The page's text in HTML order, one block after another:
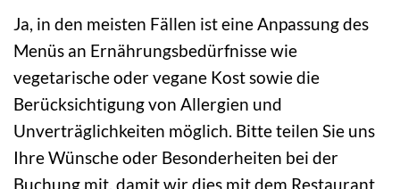
Ja, in den meisten Fällen ist eine Anpassung des
Menüs an Ernährungsbedürfnisse wie
vegetarische oder vegane Kost sowie die
Berücksichtigung von Allergien und
Unverträglichkeiten möglich. Bitte teilen Sie uns
Ihre Wünsche oder Besonderheiten bei der
Buchung mit, damit wir dies mit dem Restaurant